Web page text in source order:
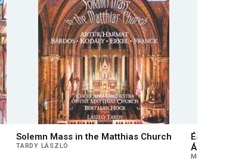
Solemn Mass in the Matthias Church
TARDY LÁSZLÓ
És mégis
Ádámmal
MEDVECZKY